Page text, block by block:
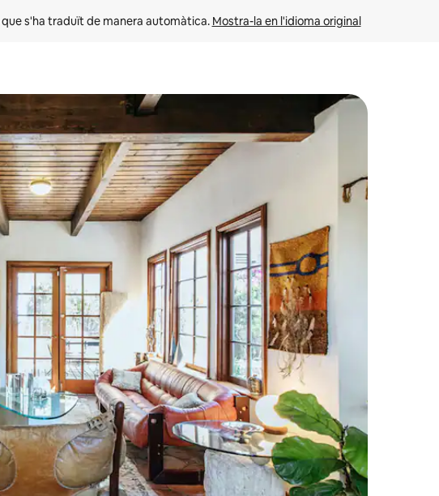
que s'ha traduït de manera automàtica. Mostra-la en l'idioma original
de les tecles de les fletxes (amunt i avall), o bé fent un toc a la pantalla o fent-